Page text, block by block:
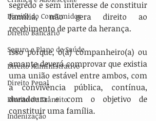
Direito do Consumidor
Direito Bancário
Seguro e Plano de Saúde
Direito Administrativo
Direito Penal
Direito de Trânsito
Indenização
segredo e sem interesse de constituir
família, não gera direito ao
recebimento de parte da herança.
Isso porque, o(a) companheiro(a) ou
amante deverá comprovar que existia
uma união estável entre ambos, com
a convivência pública, contínua,
duradoura e com o objetivo de
constituir uma família.